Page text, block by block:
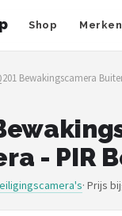
Shop Merken
Bewakingscamera
-
· Prijs